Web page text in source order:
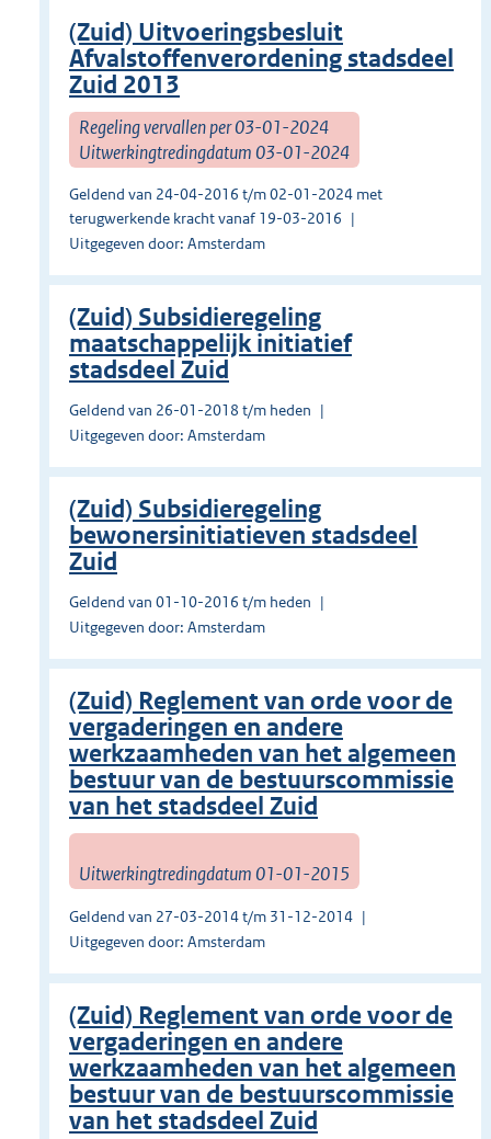
(Zuid) Uitvoeringsbesluit
Afvalstoffenverordening stadsdeel
Zuid 2013
Regeling vervallen per 03-01-2024
Uitwerkingtredingdatum 03-01-2024
Geldend van 24-04-2016 t/m 02-01-2024 met
terugwerkende kracht vanaf 19-03-2016
Uitgegeven door: Amsterdam
(Zuid) Subsidieregeling
maatschappelijk initiatief
stadsdeel Zuid
Geldend van 26-01-2018 t/m heden
Uitgegeven door: Amsterdam
(Zuid) Subsidieregeling
bewonersinitiatieven stadsdeel
Zuid
Geldend van 01-10-2016 t/m heden
Uitgegeven door: Amsterdam
(Zuid) Reglement van orde voor de
vergaderingen en andere
werkzaamheden van het algemeen
bestuur van de bestuurscommissie
van het stadsdeel Zuid
Uitwerkingtredingdatum 01-01-2015
Geldend van 27-03-2014 t/m 31-12-2014
Uitgegeven door: Amsterdam
(Zuid) Reglement van orde voor de
vergaderingen en andere
werkzaamheden van het algemeen
bestuur van de bestuurscommissie
van het stadsdeel Zuid